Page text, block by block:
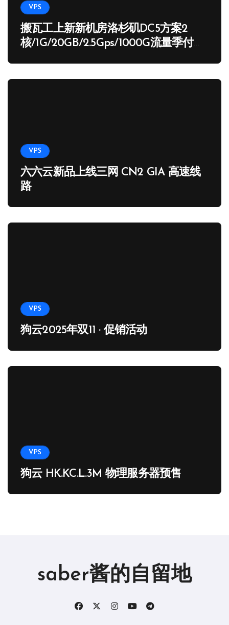
VPS
搬瓦工上新新机房洛杉矶DC5方案2
核/1G/20GB/2.5Gps/1000G流量季付
VPS
六六云新品上线三网 CN2 GIA 高速线
路
VPS
狗云2025年双11 · 促销活动
VPS
狗云 HK.KC.L.3M 物理服务器预售
saber酱的自留地